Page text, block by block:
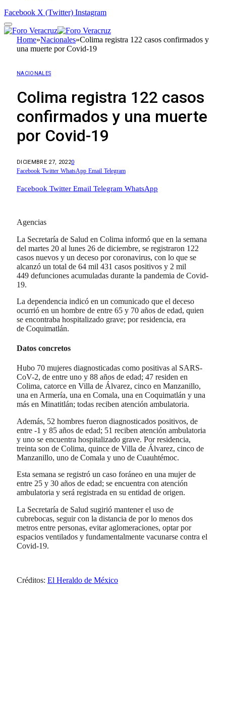
Facebook X (Twitter) Instagram
Home»Nacionales»Colima registra 122 casos confirmados y
una muerte por Covid-19
NACIONALES
Colima registra 122 casos
confirmados y una muerte
por Covid-19
DICIEMBRE 27, 20220
Facebook Twitter WhatsApp Email Telegram
Facebook Twitter Email Telegram WhatsApp
Agencias
La Secretaría de Salud en Colima informó que en la semana
del martes 20 al lunes 26 de diciembre, se registraron 122
casos nuevos y un deceso por coronavirus, con lo que se
alcanzó un total de 64 mil 431 casos positivos y 2 mil
449 defunciones acumuladas durante la pandemia de Covid-
19.
La dependencia indicó en un comunicado que el deceso
ocurrió en un hombre de entre 65 y 70 años de edad, quien
se encontraba hospitalizado grave; por residencia, era
de Coquimatlán.
Datos concretos
Hubo 70 mujeres diagnosticadas como positivas al SARS-
CoV-2, de entre uno y 88 años de edad; 47 residen en
Colima, catorce en Villa de Álvarez, cinco en Manzanillo,
una en Armería, una en Comala, una en Coquimatlán y una
más en Minatitlán; todas reciben atención ambulatoria.
Además, 52 hombres fueron diagnosticados positivos, de
entre -1 y 85 años de edad; 51 reciben atención ambulatoria
y uno se encuentra hospitalizado grave. Por residencia,
treinta son de Colima, quince de Villa de Álvarez, cinco de
Manzanillo, uno de Comala y uno de Cuauhtémoc.
Esta semana se registró un caso foráneo en una mujer de
entre 25 y 30 años de edad; se encuentra con atención
ambulatoria y será registrada en su entidad de origen.
La Secretaría de Salud sugirió mantener el uso de
cubrebocas, seguir con la distancia de por lo menos dos
metros entre personas, evitar aglomeraciones, optar por
espacios ventilados y fundamentalmente vacunarse contra el
Covid-19.
Créditos: El Heraldo de México